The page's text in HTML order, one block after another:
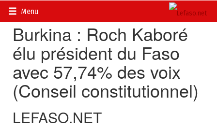
Menu
Accueil>
Burkina : Roch Kaboré
élu président du Faso
avec 57,74% des voix
(Conseil constitutionnel)
LEFASO.NET